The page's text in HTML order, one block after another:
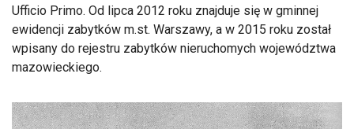
Ufficio Primo. Od lipca 2012 roku znajduje się w gminnej
ewidencji zabytków m.st. Warszawy, a w 2015 roku został
wpisany do rejestru zabytków nieruchomych województwa
mazowieckiego.